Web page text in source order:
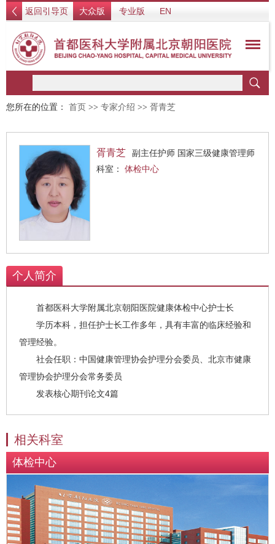
返回引导页 大众版 专业版 EN
您所在的位置： 首页 >> 专家介绍 >> 胥青芝
胥青芝
副主任护师 国家三级健康管理师
科室： 体检中心
个人简介
首都医科大学附属北京朝阳医院健康体检中心护士长
学历本科，担任护士长工作多年，具有丰富的临床经验和
管理经验。
社会任职：中国健康管理协会护理分会委员、北京市健康
管理协会护理分会常务委员
发表核心期刊论文4篇
相关科室
体检中心